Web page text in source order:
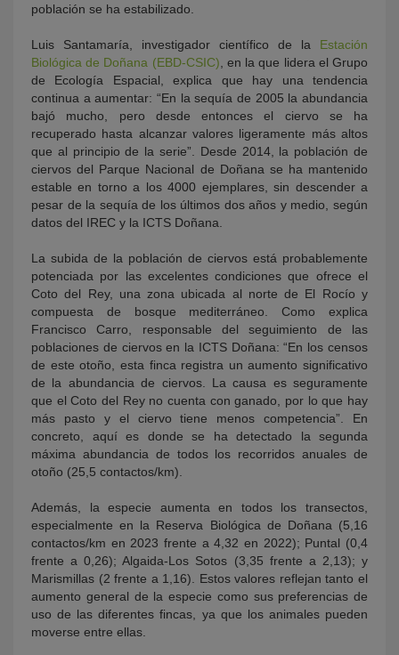
población se ha estabilizado.
Luis Santamaría, investigador científico de la Estación
Biológica de Doñana (EBD-CSIC) , en la que lidera el Grupo
de Ecología Espacial, explica que hay una tendencia
continua a aumentar: “En la sequía de 2005 la abundancia
bajó mucho, pero desde entonces el ciervo se ha
recuperado hasta alcanzar valores ligeramente más altos
que al principio de la serie”. Desde 2014, la población de
ciervos del Parque Nacional de Doñana se ha mantenido
estable en torno a los 4000 ejemplares, sin descender a
pesar de la sequía de los últimos dos años y medio, según
datos del IREC y la ICTS Doñana.
La subida de la población de ciervos está probablemente
potenciada por las excelentes condiciones que ofrece el
Coto del Rey, una zona ubicada al norte de El Rocío y
compuesta de bosque mediterráneo. Como explica
Francisco Carro, responsable del seguimiento de las
poblaciones de ciervos en la ICTS Doñana: “En los censos
de este otoño, esta finca registra un aumento significativo
de la abundancia de ciervos. La causa es seguramente
que el Coto del Rey no cuenta con ganado, por lo que hay
más pasto y el ciervo tiene menos competencia”. En
concreto, aquí es donde se ha detectado la segunda
máxima abundancia de todos los recorridos anuales de
otoño (25,5 contactos/km).
Además, la especie aumenta en todos los transectos,
especialmente en la Reserva Biológica de Doñana (5,16
contactos/km en 2023 frente a 4,32 en 2022); Puntal (0,4
frente a 0,26); Algaida-Los Sotos (3,35 frente a 2,13); y
Marismillas (2 frente a 1,16). Estos valores reflejan tanto el
aumento general de la especie como sus preferencias de
uso de las diferentes fincas, ya que los animales pueden
moverse entre ellas.